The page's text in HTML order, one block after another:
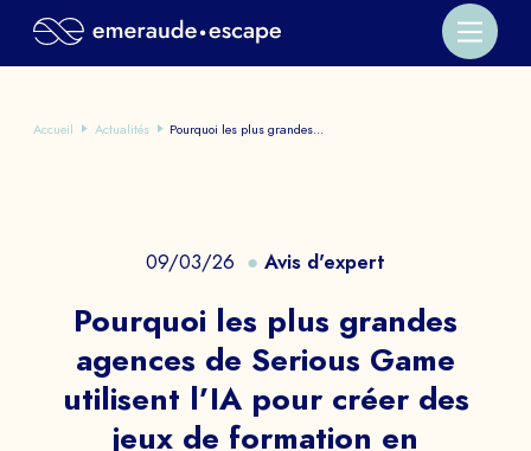
Accueil Actualités Pourquoi les plus grandes...
09/03/26 Avis d'expert
Pourquoi les plus grandes
agences de Serious Game
utilisent l’IA pour créer des
jeux de formation en